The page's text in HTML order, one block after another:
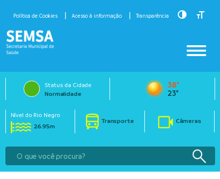
Política de Cookies Acesso à informação Transparência Toggle
Status da Cidade
Normalidade
38°
23°
Nível do Rio Negro
26.95m
Transporte Câmeras